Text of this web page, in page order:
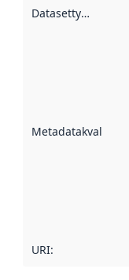
Datasettype
Metadatakvalitet
URI: